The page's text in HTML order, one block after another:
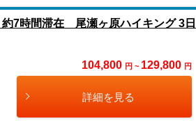
7時間滞在 尾瀬ヶ原ハイキング 3日
104,800 円 ~ 129,800 円
詳細を見る